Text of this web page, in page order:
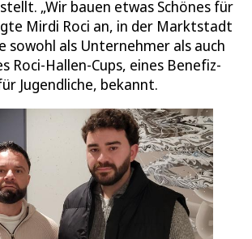
„Wir bauen etwas Schönes für
Mirdi Roci an, in der Marktstadt
sowohl als Unternehmer als auch
Roci-Hallen-Cups, eines Benefiz-
Jugendliche, bekannt.